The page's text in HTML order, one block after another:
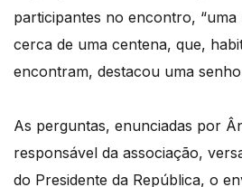
participantes no encontro, “uma
cerca de uma centena, que,
encontram, destacou uma
As perguntas, enunciadas por
responsável da associação,
do Presidente da República, o